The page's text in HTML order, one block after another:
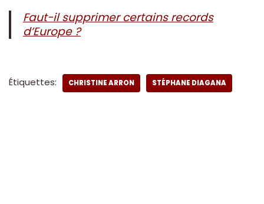
Faut-il supprimer certains records
d’Europe ?
Étiquettes: CHRISTINE ARRON STÉPHANE DIAGANA